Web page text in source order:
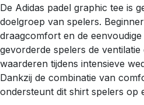
De Adidas padel graphic tee is
doelgroep van spelers.
draagcomfort en de
gevorderde spelers de
waarderen tijdens intensieve
Dankzij de combinatie van
ondersteunt dit shirt spelers op